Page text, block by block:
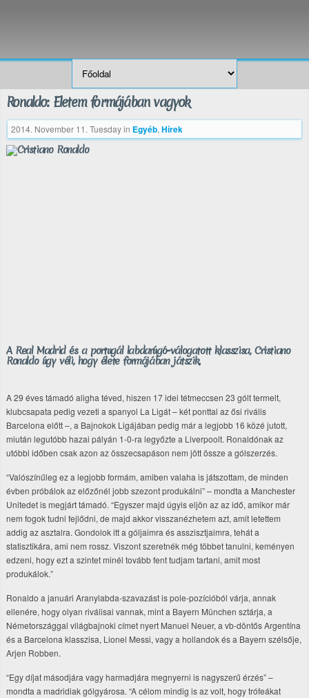
Ronaldo: Életem formájában vagyok
2014. November 11. Tuesdayin Egyéb, Hírek
A Real Madrid és a portugál labdarúgó-válogatott klasszisa, Cristiano
Ronaldo úgy véli, hogy élete formájában játszik.
A 29 éves támadó aligha téved, hiszen 17 idei tétmeccsen 23 gólt termelt,
klubcsapata pedig vezeti a spanyol La Ligát – két ponttal az ősi rivális
Barcelona előtt –, a Bajnokok Ligájában pedig már a legjobb 16 közé jutott,
miután legutóbb hazai pályán 1-0-ra legyőzte a Liverpoolt. Ronaldónak az
utóbbi időben csak azon az összecsapáson nem jött össze a gólszerzés.
“Valószínűleg ez a legjobb formám, amiben valaha is játszottam, de minden
évben próbálok az előzőnél jobb szezont produkálni” – mondta a Manchester
Unitedet is megjárt támadó. “Egyszer majd úgyis eljön az az idő, amikor már
nem fogok tudni fejlődni, de majd akkor visszanézhetem azt, amit letettem
addig az asztalra. Gondolok itt a góljaimra és asszisztjaimra, tehát a
statisztikára, ami nem rossz. Viszont szeretnék még többet tanulni, keményen
edzeni, hogy ezt a szintet minél tovább fent tudjam tartani, amit most
produkálok.”
Ronaldo a januári Aranylabda-szavazást is pole-pozícióból várja, annak
ellenére, hogy olyan riválisai vannak, mint a Bayern München sztárja, a
Németországgal világbajnoki címet nyert Manuel Neuer, a vb-döntős Argentína
és a Barcelona klasszisa, Lionel Messi, vagy a hollandok és a Bayern szélsője,
Arjen Robben.
“Egy díjat másodjára vagy harmadjára megnyerni is nagyszerű érzés” –
mondta a madridiak gólgyárosa. “A célom mindig is az volt, hogy trófeákat